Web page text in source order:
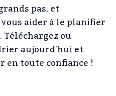
pas, et
aider à le planifier
ou
aujourd’hui et
en toute confiance !